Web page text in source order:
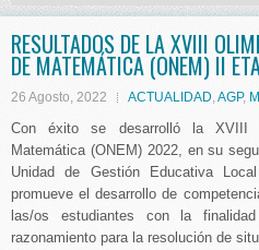
RESULTADOS DE LA XVIII
DE MATEMÁTICA (ONEM) II
26 Agosto, 2022 ACTUALIDAD,AGP,
Con éxito se desarrolló la XVIII
Matemática (ONEM) 2022, en su
Unidad de Gestión Educativa
promueve el desarrollo de
las/os estudiantes con la
razonamiento para la resolución de